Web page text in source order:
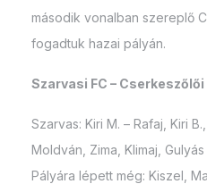
második vonalban szereplő
fogadtuk hazai pályán.
Szarvasi FC – Cserkeszőlői
Szarvas: Kiri M. – Rafaj, Kiri
Moldván, Zima, Klimaj,
Pályára lépett még: Kiszel,